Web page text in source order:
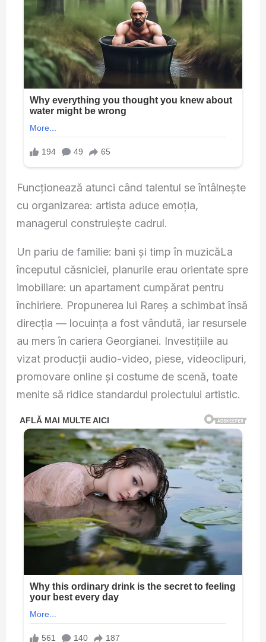
Funcționează atunci când talentul se întâlnește
cu organizarea: artista aduce emoția,
managerul construiește cadrul.
Un pariu de familie: bani și timp în muzicăLa
începutul căsniciei, planurile erau orientate spre
imobiliare: un apartament cumpărat pentru
închiriere. Propunerea lui Rareș a schimbat însă
direcția — locuința a fost vândută, iar resursele
au mers în cariera Georgianei. Investițiile au
vizat producții audio-video, piese, videoclipuri,
promovare online și costume de scenă, toate
menite să ridice standardul proiectului artistic.